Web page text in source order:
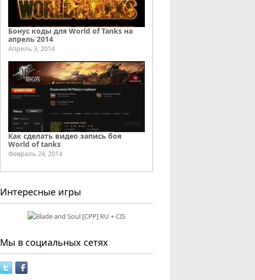
Бонус коды для World of Tanks на
апрель 2014
Апрель 3, 2014
Как сделать видео запись боя
World of tanks
Февраль 24, 2014
Интересные игры
Мы в социальных сетях